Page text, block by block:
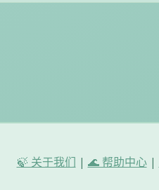
🍃 关于我们 | 🌊 帮助中心|